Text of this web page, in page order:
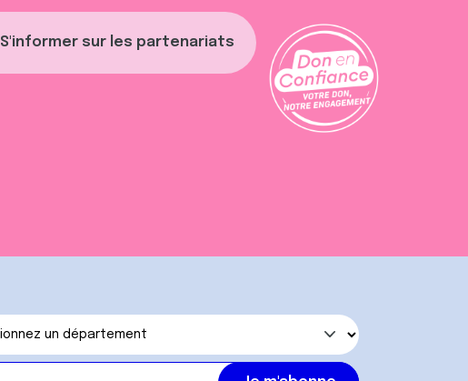
S'informer sur les partenariats